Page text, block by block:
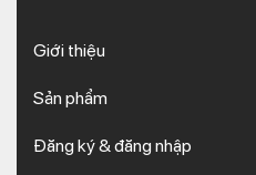
Giới thiệu
Sản phẩm
Đăng ký & đăng nhập